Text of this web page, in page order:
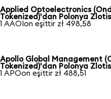
Applied Optoelectronics
Tokenized)'dan Polonya
1 AAOIon eşittir zł 498,58
Apollo Global Management
Tokenized)'dan Polonya
1 APOon eşittir zł 488,51